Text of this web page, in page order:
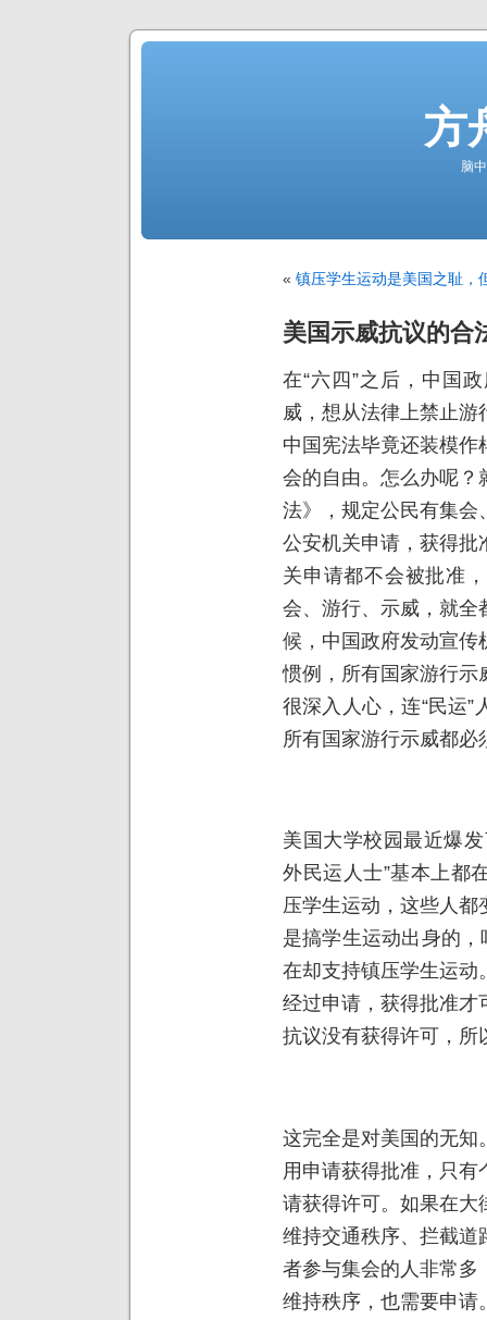
方
脑
« 镇压学生运动是美国之耻，
美国示威抗议的合
在“六四”之后，中国
威，想从法律上禁止
中国宪法毕竟还装模
会的自由。怎么办呢？
法》，规定公民有集会
公安机关申请，获得批
关申请都不会被批准
会、游行、示威，就全
候，中国政府发动宣传
惯例，所有国家游行示
很深入人心，连“民运
所有国家游行示威都必
美国大学校园最近爆
外民运人士”基本上都
压学生运动，这些人
是搞学生运动出身的，
在却支持镇压学生运动
经过申请，获得批准才
抗议没有获得许可，所
这完全是对美国的无知
用申请获得批准，只
请获得许可。如果在大
维持交通秩序、拦截道
者参与集会的人非常多
维持秩序，也需要申请